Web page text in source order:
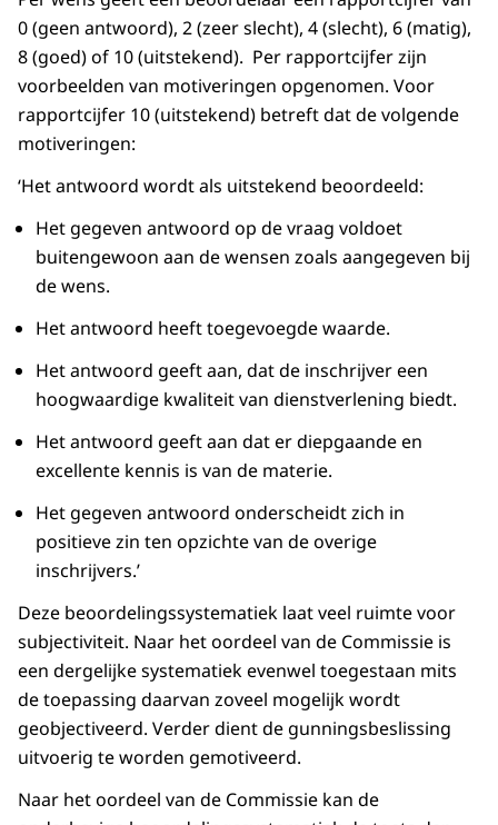
0 (geen antwoord), 2 (zeer slecht), 4 (slecht), 6 (matig),
8 (goed) of 10 (uitstekend). Per rapportcijfer zijn
voorbeelden van motiveringen opgenomen. Voor
rapportcijfer 10 (uitstekend) betreft dat de volgende
motiveringen:
‘Het antwoord wordt als uitstekend beoordeeld:
Het gegeven antwoord op de vraag voldoet
buitengewoon aan de wensen zoals aangegeven bij
de wens.
Het antwoord heeft toegevoegde waarde.
Het antwoord geeft aan, dat de inschrijver een
hoogwaardige kwaliteit van dienstverlening biedt.
Het antwoord geeft aan dat er diepgaande en
excellente kennis is van de materie.
Het gegeven antwoord onderscheidt zich in
positieve zin ten opzichte van de overige
inschrijvers.’
Deze beoordelingssystematiek laat veel ruimte voor
subjectiviteit. Naar het oordeel van de Commissie is
een dergelijke systematiek evenwel toegestaan mits
de toepassing daarvan zoveel mogelijk wordt
geobjectiveerd. Verder dient de gunningsbeslissing
uitvoerig te worden gemotiveerd.
Naar het oordeel van de Commissie kan de